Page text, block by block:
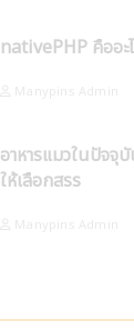
nativePHP คืออะ
อาหารแมวในปัจจุ
ให้เลือกสรร